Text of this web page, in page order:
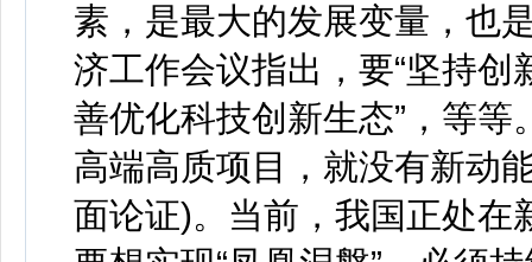
素，是最大的发展变量，也
济工作会议指出，要“坚持创
善优化科技创新生态”，等
高端高质项目，就没有新动
面论证)。当前，我国正处在